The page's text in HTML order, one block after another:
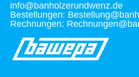
info@banholzerundwenz.de
Bestellungen:
Rechnungen: